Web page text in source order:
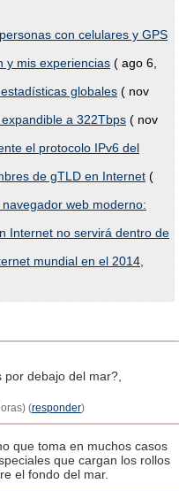
con celulares y GPS
y mis experiencias ( ago 6,
globales ( nov
a 322Tbps ( nov
el protocolo IPv6 del
de gTLD en Internet (
web moderno:
Internet no servirá dentro de
mundial en el 2014,
debajo del mar?,
(responder)
que toma en muchos casos
que cargan los rollos
el fondo del mar.